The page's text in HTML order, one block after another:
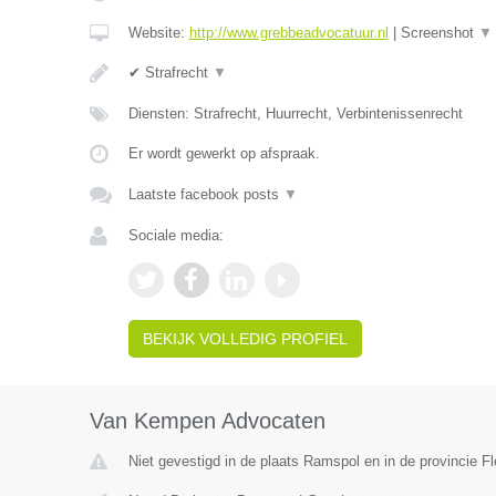
Website: http://www.grebbeadvocatuur.nl Screenshot ▼
✔ Strafrecht ▼
Diensten: Strafrecht, Huurrecht, Verbintenissenrecht
Er wordt gewerkt op afspraak.
Laatste facebook posts ▼
Sociale media:
BEKIJK VOLLEDIG PROFIEL
Van Kempen Advocaten
Niet gevestigd in de plaats Ramspol en in de provincie